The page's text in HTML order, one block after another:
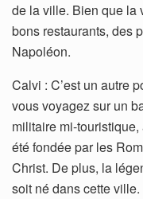
de la ville. Bien que la
bons restaurants, des
Napoléon.
Calvi : C’est un autre
vous voyagez sur un
militaire mi-
été fondée par les
Christ. De plus, la
soit né dans cette